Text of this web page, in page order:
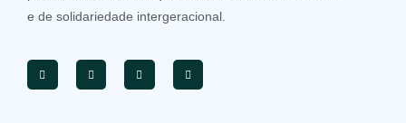
e de solidariedade intergeracional.